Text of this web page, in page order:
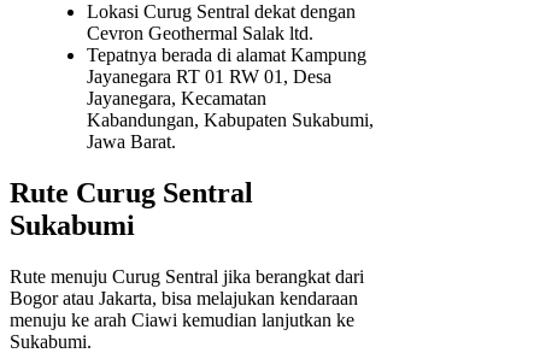
Lokasi Curug Sentral dekat dengan
Cevron Geothermal Salak ltd.
Tepatnya berada di alamat Kampung
Jayanegara RT 01 RW 01, Desa
Jayanegara, Kecamatan
Kabandungan, Kabupaten Sukabumi,
Jawa Barat.
Rute Curug Sentral
Sukabumi
Rute menuju Curug Sentral jika berangkat dari
Bogor atau Jakarta, bisa melajukan kendaraan
menuju ke arah Ciawi kemudian lanjutkan ke
Sukabumi.